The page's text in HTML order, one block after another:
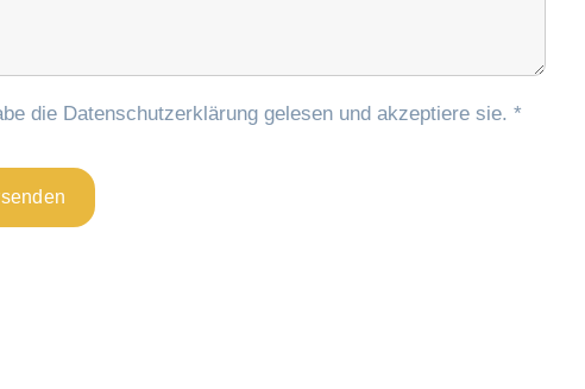
die Datenschutzerklärung gelesen und akzeptiere sie. *